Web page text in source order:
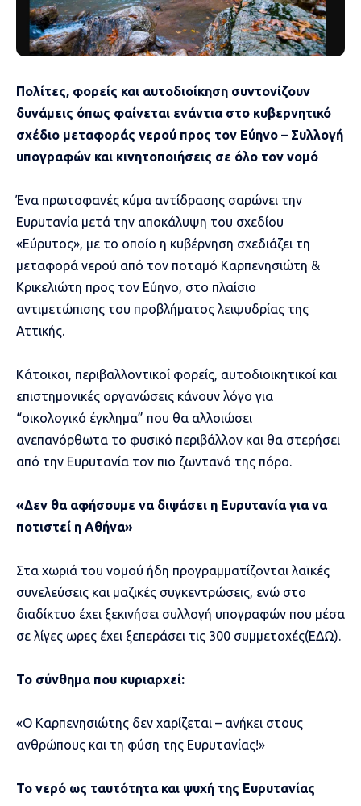
Πολίτες, φορείς και αυτοδιοίκηση συντονίζουν
δυνάμεις όπως φαίνεται ενάντια στο κυβερνητικό
σχέδιο μεταφοράς νερού προς τον Εύηνο – Συλλογή
υπογραφών και κινητοποιήσεις σε όλο τον νομό
Ένα πρωτοφανές κύμα αντίδρασης σαρώνει την
Ευρυτανία μετά την αποκάλυψη του σχεδίου
«Εύρυτος», με το οποίο η κυβέρνηση σχεδιάζει τη
μεταφορά νερού από τον ποταμό Καρπενησιώτη &
Κρικελιώτη προς τον Εύηνο, στο πλαίσιο
αντιμετώπισης του προβλήματος λειψυδρίας της
Αττικής.
Κάτοικοι, περιβαλλοντικοί φορείς, αυτοδιοικητικοί και
επιστημονικές οργανώσεις κάνουν λόγο για
“οικολογικό έγκλημα” που θα αλλοιώσει
ανεπανόρθωτα το φυσικό περιβάλλον και θα στερήσει
από την Ευρυτανία τον πιο ζωντανό της πόρο.
«Δεν θα αφήσουμε να διψάσει η Ευρυτανία για να
ποτιστεί η Αθήνα»
Στα χωριά του νομού ήδη προγραμματίζονται λαϊκές
συνελεύσεις και μαζικές συγκεντρώσεις, ενώ στο
διαδίκτυο έχει ξεκινήσει συλλογή υπογραφών που μέσα
σε λίγες ωρες έχει ξεπεράσει τις 300 συμμετοχές(ΕΔΩ).
Το σύνθημα που κυριαρχεί:
«Ο Καρπενησιώτης δεν χαρίζεται – ανήκει στους
ανθρώπους και τη φύση της Ευρυτανίας!»
Το νερό ως ταυτότητα και ψυχή της Ευρυτανίας